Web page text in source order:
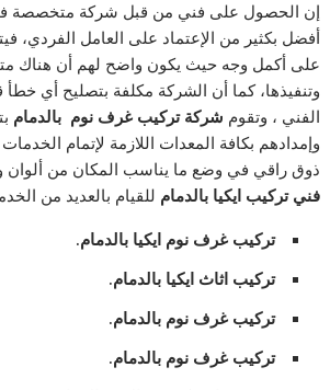
إن الحصول على فني من قبل شركة متخصصة
أفضل بكثير من الإعتماد على العامل الفردي،
على أكمل وجه حيث يكون واضح لهم أن هناك
وتنفيذها، كما أن الشركة مكلفة بتصليح أي
الفني ، وتقوم شركة تركيب غرف نوم بالدمام
وإمدادهم بكافة المعدات اللازمة لإتمام
ذوق راقي في وضع ما يناسب المكان من
فني تركيب ايكيا بالدمام للقيام بالعديد من
تركيب غرف نوم ايكيا بالدمام.
تركيب اثاث ايكيا بالدمام.
تركيب غرف نوم بالدمام.
تركيب غرف نوم بالدمام.